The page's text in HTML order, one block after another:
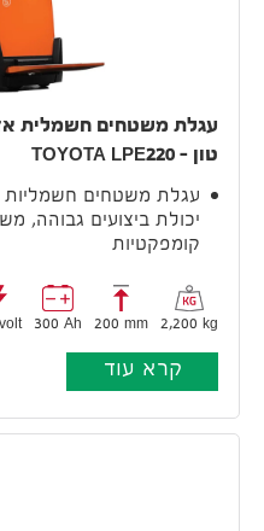
טון – TOYOTA LPE220
יכולת ביצועים גבוהה,
קומפקטיות
2,200 kg
200 mm
300 Ah
קרא עוד